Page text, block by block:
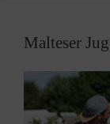
Malteser